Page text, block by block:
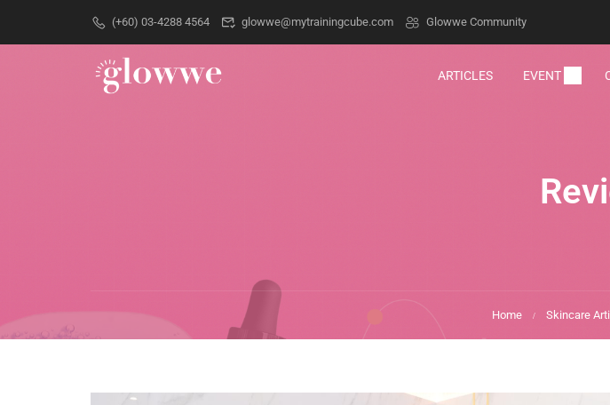
(+60) 03-4288 4564 glowwe@mytrainingcube.com Glowwe Community
ARTICLES EVENT
Home Skincare